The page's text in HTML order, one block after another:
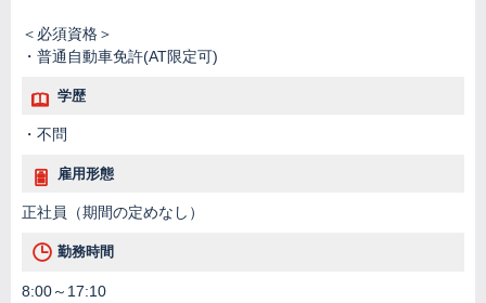
＜必須資格＞
・普通自動車免許(AT限定可)
学歴
・不問
雇用形態
正社員（期間の定めなし）
勤務時間
8:00～17:10